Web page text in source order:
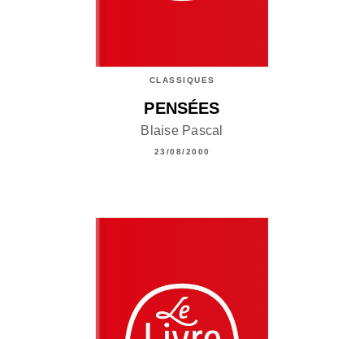
CLASSIQUES
PENSÉES
Blaise Pascal
23/08/2000